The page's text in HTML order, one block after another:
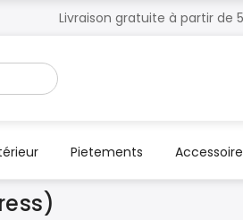
Livraison gratuite à partir de
Pietements